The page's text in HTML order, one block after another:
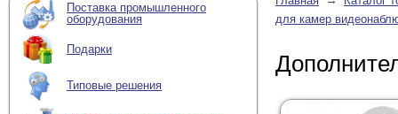
Поставка промышленного
оборудования
Подарки
Типовые решения
для камер